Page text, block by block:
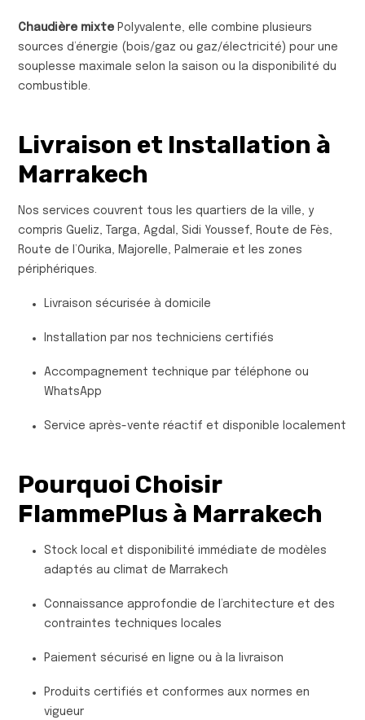
Chaudière mixte Polyvalente, elle combine plusieurs
sources d’énergie (bois/gaz ou gaz/électricité) pour une
souplesse maximale selon la saison ou la disponibilité du
combustible.
Livraison et Installation à
Marrakech
Nos services couvrent tous les quartiers de la ville, y
compris Gueliz, Targa, Agdal, Sidi Youssef, Route de Fès,
Route de l’Ourika, Majorelle, Palmeraie et les zones
périphériques.
Livraison sécurisée à domicile
Installation par nos techniciens certifiés
Accompagnement technique par téléphone ou
WhatsApp
Service après-vente réactif et disponible localement
Pourquoi Choisir
FlammePlus à Marrakech
Stock local et disponibilité immédiate de modèles
adaptés au climat de Marrakech
Connaissance approfondie de l’architecture et des
contraintes techniques locales
Paiement sécurisé en ligne ou à la livraison
Produits certifiés et conformes aux normes en
vigueur